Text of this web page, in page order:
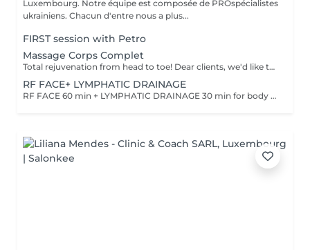
Luxembourg. Notre équipe est composée de PROspécialistes
ukrainiens. Chacun d'entre nous a plus...
FIRST session with Petro
Massage Corps Complet
Total rejuvenation from head to toe! Dear clients, we'd like to draw your attention to the fact that the actual massage time is indicated in parentheses next to the name of the massage. The duration list on the website includes time for room and client preparation. We strive to provide you with the highest quality and comfort. Thank you for your understanding. WHAT IS FULL BODY MASSAGE? It's a comprehensive massage that targets all major muscle groups, relieving stress, tension, and fatigue throughout the entire body. Using a combination of techniques, this treatment boosts circulation, relaxes the nervous system, and restores your natural energy balance. Ideal for those needing a full reset for both body and mind.
RF FACE+ LYMPHATIC DRAINAGE
RF FACE 60 min + LYMPHATIC DRAINAGE 30 min for body Your face lifts. Your body drains. Two systems working together to provide the full experience.